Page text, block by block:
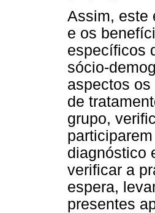
Assim, este
e os
específicos
sócio-
aspectos
de
grupo,
diagnóstico
verificar a
espera,
presentes